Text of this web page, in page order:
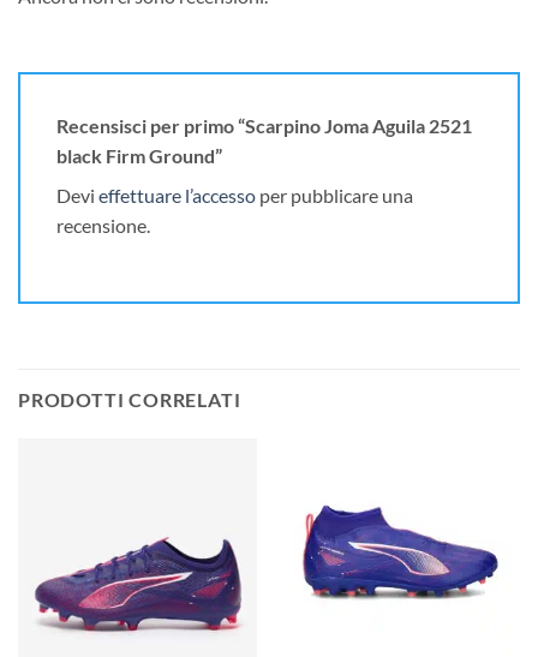
Recensisci per primo “Scarpino Joma Aguila 2521
black Firm Ground”
Devi effettuare l’accesso per pubblicare una
recensione.
PRODOTTI CORRELATI